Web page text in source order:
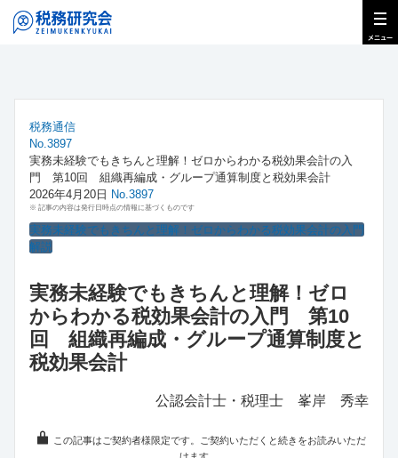
税務通信
No.3897
実務未経験でもきちんと理解！ゼロからわかる税効果会計の入
門 第10回 組織再編成・グループ通算制度と税効果会計
2026年4月20日 No.3897
※ 記事の内容は発行日時点の情報に基づくものです
実務未経験でもきちんと理解！ゼロからわかる税効果会計の入門
解説
実務未経験でもきちんと理解！ゼロ
からわかる税効果会計の入門 第10
回 組織再編成・グループ通算制度と
税効果会計
公認会計士・税理士 峯岸 秀幸
この記事はご契約者様限定です。ご契約いただくと続きをお読みいただ